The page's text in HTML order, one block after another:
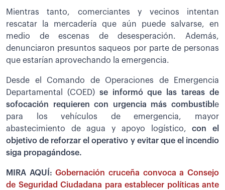
Mientras tanto, comerciantes y vecinos intentan
rescatar la mercadería que aún puede salvarse, en
medio de escenas de desesperación. Además,
denunciaron presuntos saqueos por parte de personas
que estarían aprovechando la emergencia.
Desde el Comando de Operaciones de Emergencia
Departamental (COED) se informó que las tareas de
sofocación requieren con urgencia más combustibl e
para los vehículos de emergencia, mayor
abastecimiento de agua y apoyo logístico, con el
objetivo de reforzar el operativo y evitar que el incendio
siga propagándose.
MIRA AQUÍ:Gobernación cruceña convoca a Consejo
de Seguridad Ciudadana para establecer políticas ante